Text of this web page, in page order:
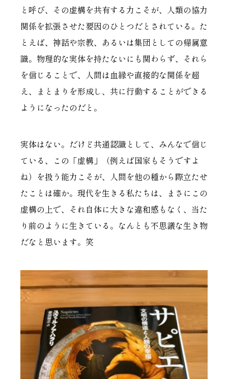
と呼び、その虚構を共有する力こそが、人類の協力
関係を拡張させた要因のひとつだとされている。た
とえば、神話や宗教、あるいは集団としての帰属意
識。物理的な実体を持たないにも関わらず、それら
を信じることで、人間は血縁や直接的な関係を超
え、まとまりを形成し、共に行動することができる
ようになったのだと。
実体はない。だけど共通認識として、みんなで信じ
ている、この「虚構」（例えば国家もそうですよ
ね）を扱う能力こそが、人間を他の種から際立たせ
たことは確か。現代を生きる私たちは、まさにこの
虚構の上で、それ自体に大きな違和感もなく、当た
り前のように生きている。なんとも不思議な生き物
だなと思います。笑